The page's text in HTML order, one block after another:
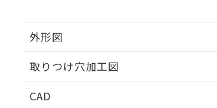
外形図
取りつけ穴加工図
CAD